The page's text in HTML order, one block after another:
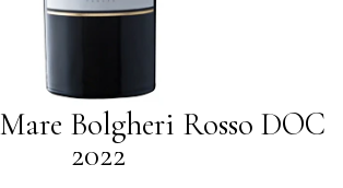
Bolgheri Rosso DOC
2022